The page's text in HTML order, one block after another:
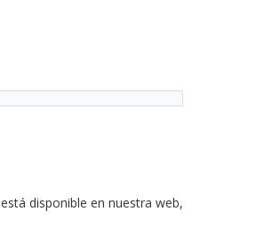
está disponible en nuestra web,